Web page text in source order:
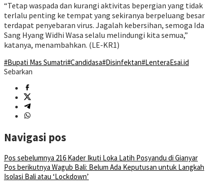
“Tetap waspada dan kurangi aktivitas bepergian yang tidak
terlalu penting ke tempat yang sekiranya berpeluang besar
terdapat penyebaran virus. Jagalah kebersihan, semoga Ida
Sang Hyang Widhi Wasa selalu melindungi kita semua,”
katanya, menambahkan. (LE-KR1)
#Bupati Mas Sumatri#Candidasa#Disinfektan#LenteraEsai.id
Sebarkan
Navigasi pos
Pos sebelumnya 216 Kader Ikuti Loka Latih Posyandu di Gianyar
Pos berikutnya Wagub Bali: Belum Ada Keputusan untuk Langkah
Isolasi Bali atau ‘Lockdown’